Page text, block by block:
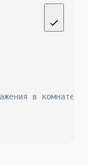
в комнате